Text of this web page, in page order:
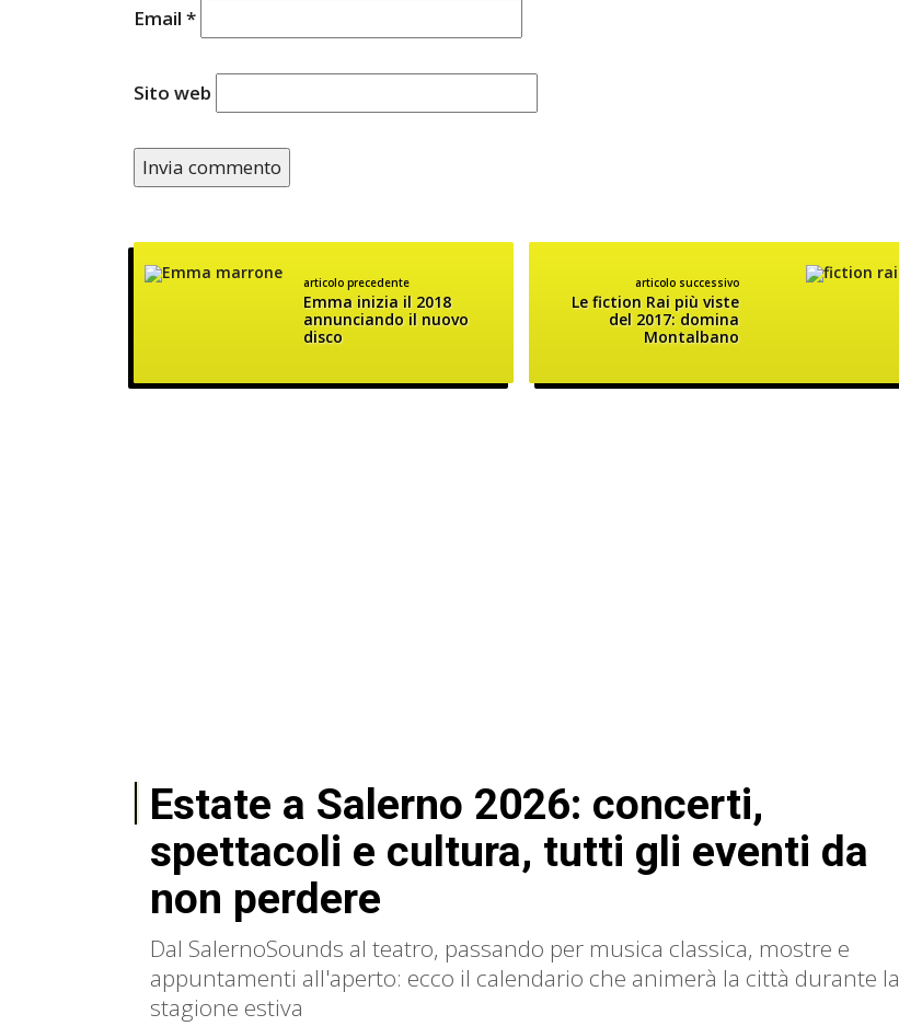
Email *
Sito web
articolo precedente
Emma inizia il 2018
annunciando il nuovo
disco
articolo successivo
Le fiction Rai più viste
del 2017: domina
Montalbano
Estate a Salerno 2026: concerti,
spettacoli e cultura, tutti gli eventi da
non perdere
Dal SalernoSounds al teatro, passando per musica classica, mostre e
appuntamenti all'aperto: ecco il calendario che animerà la città durante la
stagione estiva